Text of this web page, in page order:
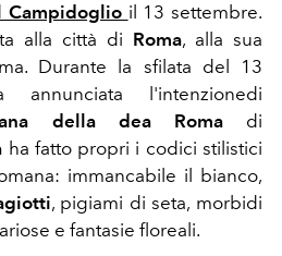
Campidoglio il 13 settembre.
alla città di Roma, alla sua
Durante la sfilata del 13
l'intenzionedi
della dea Romadi
ha fatto propri i codici stilistici
immancabile il bianco,
, pigiami di seta, morbidi
e fantasie floreali.